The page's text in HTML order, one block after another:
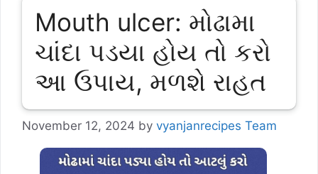
Mouth ulcer: મોઢામા
ચાંદા પડયા હોય તો કરો
આ ઉપાય, મળશે રાહત
November 12, 2024 by vyanjanrecipes Team